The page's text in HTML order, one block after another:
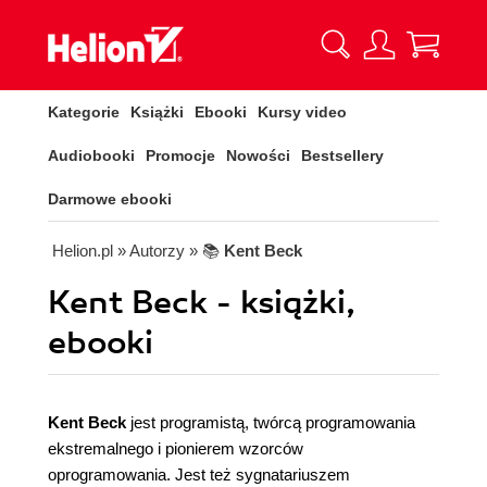
Kategorie Książki Ebooki Kursy video
Audiobooki Promocje Nowości Bestsellery
Darmowe ebooki
Helion.pl » Autorzy » 📚 Kent Beck
Kent Beck - książki,
ebooki
Kent Beck jest programistą, twórcą programowania
ekstremalnego i pionierem wzorców
oprogramowania. Jest też sygnatariuszem